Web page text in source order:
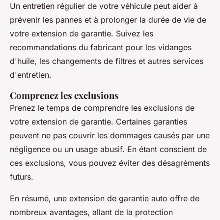
Un entretien régulier de votre véhicule peut aider à
prévenir les pannes et à prolonger la durée de vie de
votre extension de garantie. Suivez les
recommandations du fabricant pour les vidanges
d'huile, les changements de filtres et autres services
d'entretien.
Comprenez les exclusions
Prenez le temps de comprendre les exclusions de
votre extension de garantie. Certaines garanties
peuvent ne pas couvrir les dommages causés par une
négligence ou un usage abusif. En étant conscient de
ces exclusions, vous pouvez éviter des désagréments
futurs.
En résumé, une extension de garantie auto offre de
nombreux avantages, allant de la protection